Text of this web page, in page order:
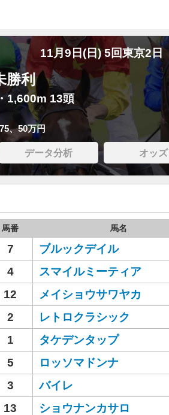
11月9日(日) 5回東京2日
勝利
1,600m 13頭
、50万円
データ分析 オッズ
馬番 馬名
7 ブルックデイル
4 スマイルミーティア
12 メイショウサワヤカ
2 レトロクラシック
1 タケデンタップ
5 ロッソマドンナ
3 バイレ
13 ショウナンカサロ